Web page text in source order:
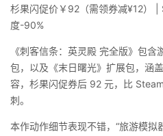
杉果闪促价￥92（需领券减¥12）
度-90%
《刺客信条：英灵殿 完全版》包
包，以及《末日曙光》扩展包，涵
容，杉果闪促券后 92 元，比
刺。
本作动作细节表现不错，“旅游模拟